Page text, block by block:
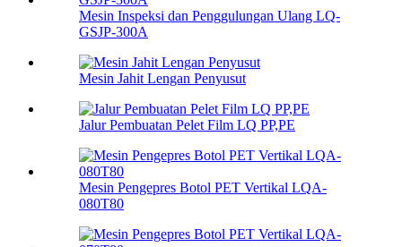
Mesin Inspeksi dan Penggulungan Ulang LQ-
GSJP-300A
Mesin Jahit Lengan Penyusut
Jalur Pembuatan Pelet Film LQ PP,PE
Mesin Pengepres Botol PET Vertikal LQA-
080T80